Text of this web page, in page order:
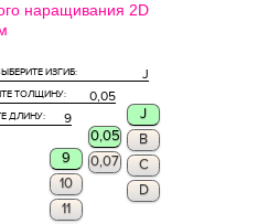
наращивания 2D
J
ИЗГИБ:
0,05
ТОЛЩИНУ:
9
ДЛИНУ:
J
0,05
9
10
11
0,07
B
C
D